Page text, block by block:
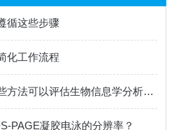
循这些步骤
化工作流程
除了实验验证，还有哪些方法可以评估生物信息学分析酶切位点的准确性？
PAGE凝胶电泳的分辨率？